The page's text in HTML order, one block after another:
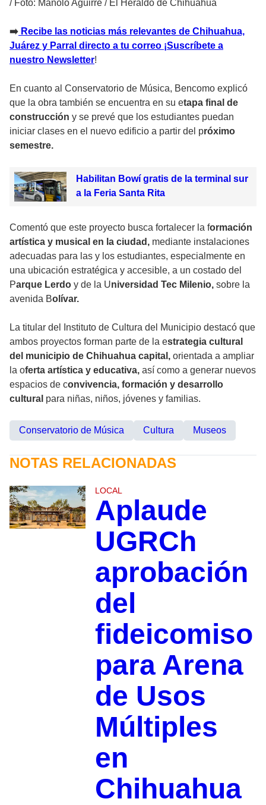
/ Foto: Manolo Aguirre / El Heraldo de Chihuahua
➡️ Recibe las noticias más relevantes de Chihuahua,
Juárez y Parral directo a tu correo ¡Suscríbete a
nuestro Newsletter!
En cuanto al Conservatorio de Música, Bencomo explicó
que la obra también se encuentra en su etapa final de
construcción y se prevé que los estudiantes puedan
iniciar clases en el nuevo edificio a partir del próximo
semestre.
Habilitan Bowí gratis de la terminal sur
a la Feria Santa Rita
Comentó que este proyecto busca fortalecer la formación
artística y musical en la ciudad, mediante instalaciones
adecuadas para las y los estudiantes, especialmente en
una ubicación estratégica y accesible, a un costado del
Parque Lerdo y de la Universidad Tec Milenio, sobre la
avenida Bolívar.
La titular del Instituto de Cultura del Municipio destacó que
ambos proyectos forman parte de la estrategia cultural
del municipio de Chihuahua capital, orientada a ampliar
la oferta artística y educativa, así como a generar nuevos
espacios de convivencia, formación y desarrollo
cultural para niñas, niños, jóvenes y familias.
Conservatorio de Música Cultura Museos
NOTAS RELACIONADAS
LOCAL
Aplaude
UGRCh
aprobación
del
fideicomiso
para Arena
de Usos
Múltiples
en
Chihuahua